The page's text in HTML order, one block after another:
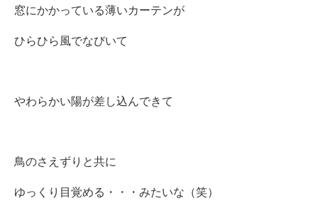
窓にかかっている薄いカーテンが
ひらひら風でなびいて
やわらかい陽が差し込んできて
鳥のさえずりと共に
ゆっくり目覚める・・・みたいな（笑）